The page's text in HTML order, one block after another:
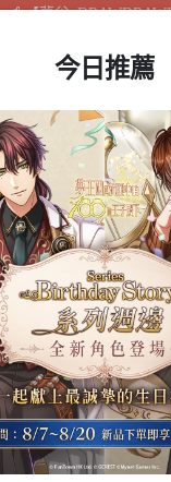
【夢谷xDRAWDRAWIN
今日推薦